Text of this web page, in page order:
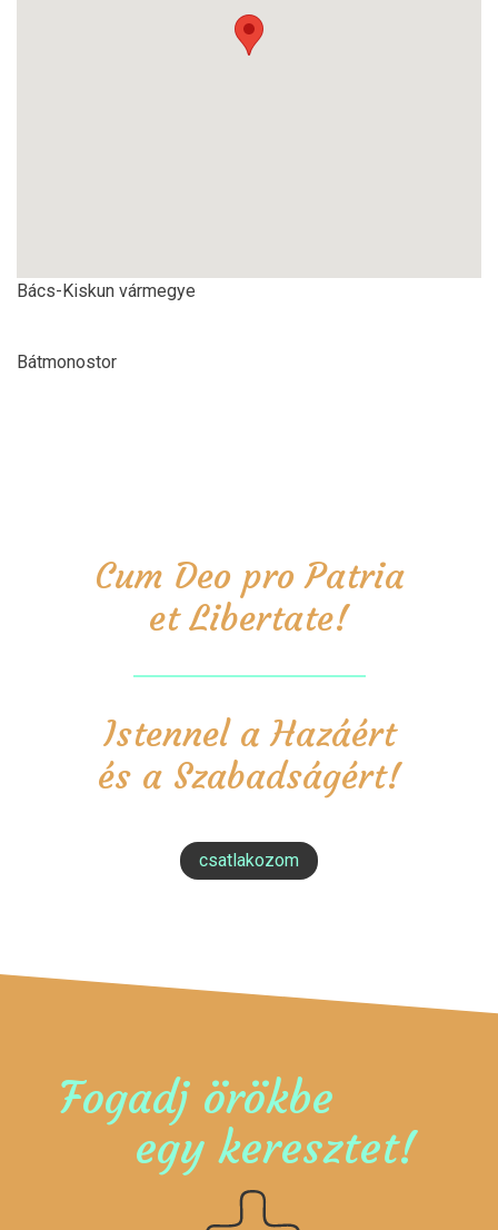
Bács-Kiskun vármegye
Bátmonostor
Cum Deo pro Patria
et Libertate!
Istennel a Hazáért
és a Szabadságért!
csatlakozom
Fogadj örökbe
egy keresztet!